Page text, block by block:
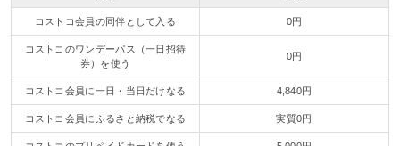
コストコ会員の同伴として入る 0円
コストコのワンデーパス（一日招待
券）を使う
0円
コストコ会員に一日・当日だけなる 4,840円
コストコ会員にふるさと納税でなる 実質0円